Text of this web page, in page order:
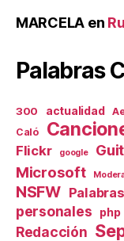
MARCELA en
Palabras
300 actualidad
Caló
Flickr google
Microsoft
NSFW
personales php
Redacción